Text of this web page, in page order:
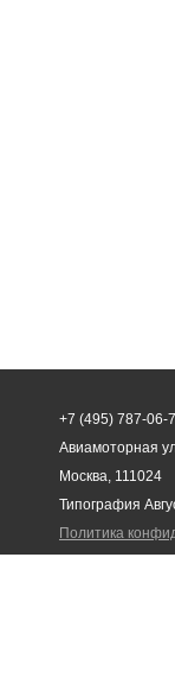
+7 (495) 787-06-
Авиамоторная
Москва, 111024
Типография
Политика